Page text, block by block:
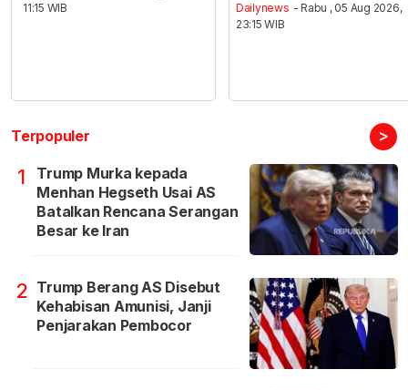
11:15 WIB
Dailynews - Rabu , 05 Aug 2026,
23:15 WIB
Terpopuler >
1
Trump Murka kepada
Menhan Hegseth Usai AS
Batalkan Rencana Serangan
Besar ke Iran
2 Trump Berang AS Disebut
Kehabisan Amunisi, Janji
Penjarakan Pembocor